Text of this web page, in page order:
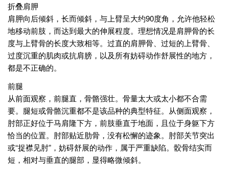
折叠肩胛
肩胛向后倾斜，长而倾斜，与上臂呈大约90度角，允许他轻松
地移动前肢，而达到最大的伸展程度。理想情况是肩胛骨的长
度与上臂骨的长度大致相等。过直的肩胛骨、过短的上臂骨、
过度沉重的肌肉或抗肩膀，以及所有妨碍动作舒展性的地方，
都是不正确的。
前腿
从前面观察，前腿直，骨骼强壮。骨量太大或太小都不合需
要。腿短或骨骼沉重都不是该品种的典型特征。从侧面观察，
肘部正好位于马肩隆下方，前肢垂直于地面，且位于身躯下方
恰当的位置。肘部贴近肋骨，没有松懈的迹象。肘部关节突出
或“捉襟见肘”，妨碍舒展的动作，属于严重缺陷。骹骨结实而
短，相对与垂直的腿部，显得略微倾斜。